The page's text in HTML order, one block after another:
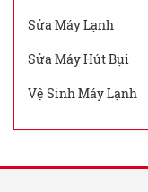
Sửa Máy Lạnh
Sửa Máy Hút Bụi
Vệ Sinh Máy Lạnh